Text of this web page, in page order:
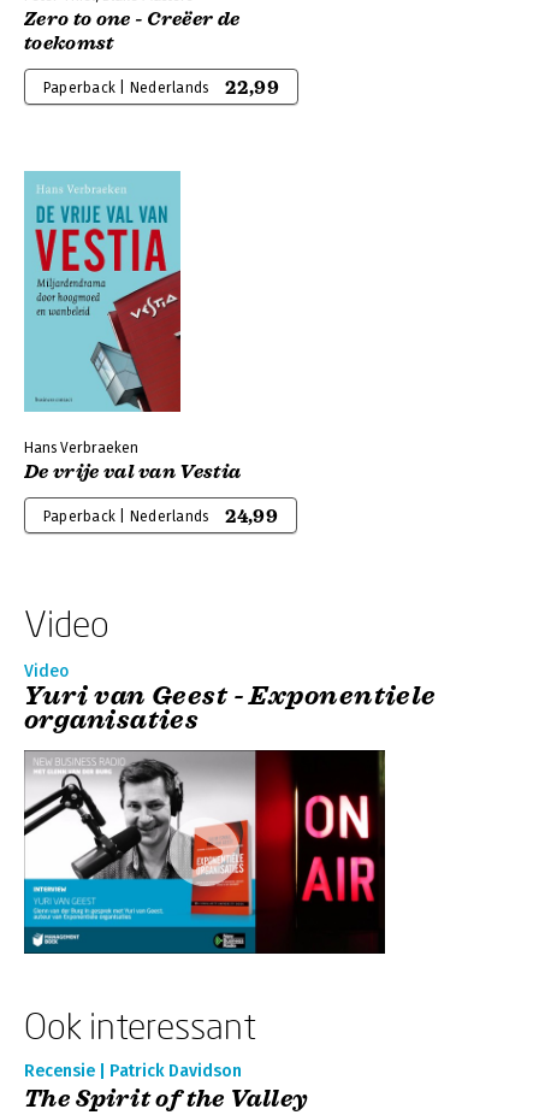
Zero to one - Creëer de
toekomst
Paperback | Nederlands 22,99
Hans Verbraeken
De vrije val van Vestia
Paperback | Nederlands 24,99
Video
Video
Yuri van Geest - Exponentiele
organisaties
Ook interessant
Recensie | Patrick Davidson
The Spirit of the Valley